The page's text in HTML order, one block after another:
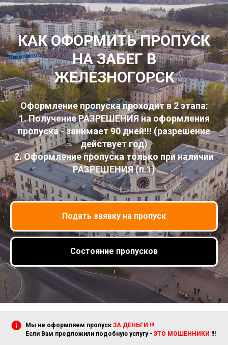
КАК ОФОРМИТЬ ПРОПУСК
НА ЗАБЕГ В
ЖЕЛЕЗНОГОРСК
Оформление пропуска проходит в 2 этапа:
1. Получение РАЗРЕШЕНИЯ на оформления
пропуска - занимает 90 дней!!! (разрешение
действует год)
2. Оформление пропуска только при наличии
РАЗРЕШЕНИЯ (п.1)
Подать заявку на пропуск
Состояние пропусков
Мы не оформляем пропуск ЗА ДЕНЬГИ !!!
Если Вам предложили подобную услугу - ЭТО МОШЕННИКИ !!!